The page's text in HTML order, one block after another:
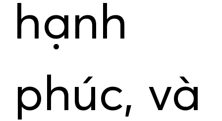
hạnh
phúc, và